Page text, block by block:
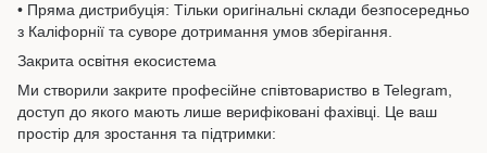
• Пряма дистрибуція: Тільки оригінальні склади безпосередньо
з Каліфорнії та суворе дотримання умов зберігання.
Закрита освітня екосистема
Ми створили закрите професійне співтовариство в Telegram,
доступ до якого мають лише верифіковані фахівці. Це ваш
простір для зростання та підтримки: